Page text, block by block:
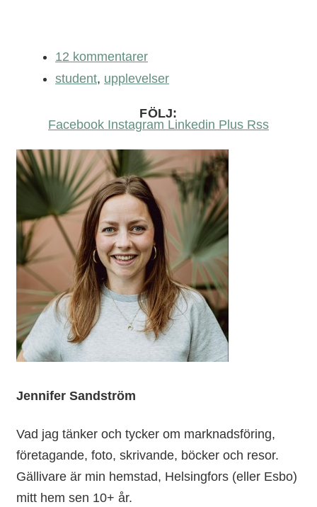
12 kommentarer
student, upplevelser
FÖLJ:
Facebook Instagram Linkedin Plus Rss
Jennifer Sandström
Vad jag tänker och tycker om marknadsföring,
företagande, foto, skrivande, böcker och resor.
Gällivare är min hemstad, Helsingfors (eller Esbo)
mitt hem sen 10+ år.